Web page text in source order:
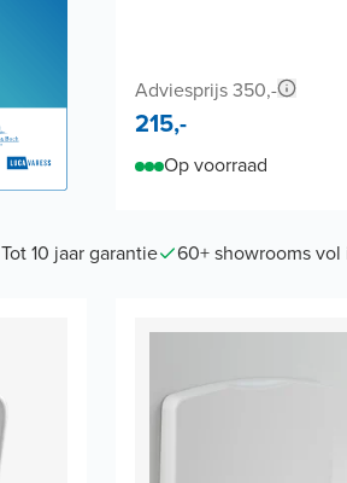
Adviesprijs 350,-
215,-
Op voorraad
Tot 10 jaar garantie 60+ showrooms